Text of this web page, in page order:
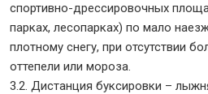
спортивно-дрессировочных
парках, лесопарках) по мало
плотному снегу, при отсутствии
оттепели или мороза.
3.2. Дистанция буксировки –